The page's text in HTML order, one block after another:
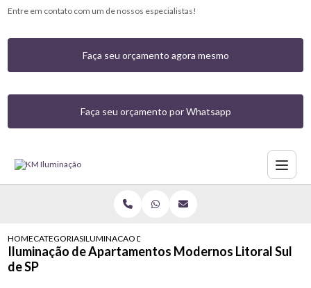
Entre em contato com um de nossos especialistas!
Faça seu orçamento agora mesmo
Faça seu orçamento por Whatsapp
HOMECATEGORIASILUMINACAO DE APARTAMENTOS MODERNOS LITORAL SUL
Iluminação de Apartamentos Modernos Litoral Sul
de SP